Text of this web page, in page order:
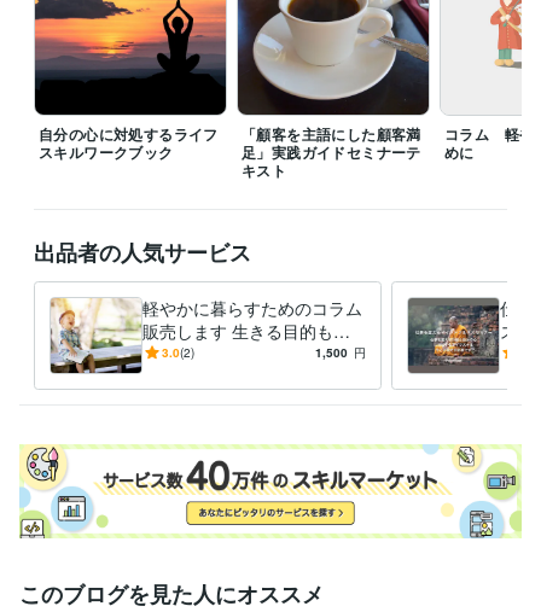
ビジネス代行・事務代行 顧客を主語にした顧客満足の実践
飲食 販売 サービス
悩み相談・カウンセリング 自分の心に対処するライフスキル
仕事の悩み 人間関係
自分の心に対処するライフ
スキルワークブック
「顧客を主語にした顧客満
足」実践ガイドセミナーテ
キスト
コラム 軽や
めに
出品者の人気サービス
軽やかに暮らすためのコラム
販売します 生きる目的も必
要。でも、今は生きたい理由
3.0(2) 1,500 円
仕事
ステ
ろが
このブログを見た人にオススメ